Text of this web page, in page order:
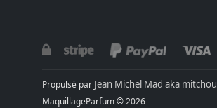
Propulsé par Jean Michel Mad aka mitchou
MaquillageParfum © 2026